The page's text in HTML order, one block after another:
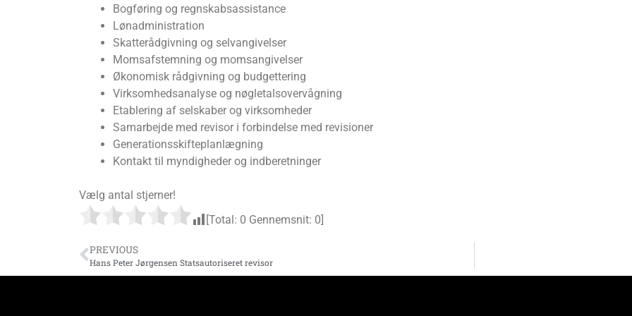
Bogføring og regnskabsassistance
Lønadministration
Skatterådgivning og selvangivelser
Momsafstemning og momsangivelser
Økonomisk rådgivning og budgettering
Virksomhedsanalyse og nøgletalsovervågning
Etablering af selskaber og virksomheder
Samarbejde med revisor i forbindelse med revisioner
Generationsskifteplanlægning
Kontakt til myndigheder og indberetninger
Vælg antal stjerner!
[Total: 0 Gennemsnit: 0]
PREVIOUS
Hans Peter Jørgensen Statsautoriseret revisor